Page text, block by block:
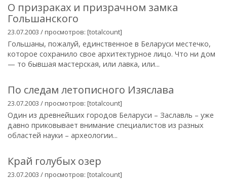
О призраках и призрачном замка
Гольшанского
23.07.2003 / просмотров: [totalcount]
Гольшаны, пожалуй, единственное в Беларуси местечко,
которое сохранило свое архитектурное лицо. Что ни дом
— то бывшая мастерская, или лавка, или...
По следам летописного Изяслава
23.07.2003 / просмотров: [totalcount]
Один из древнейших городов Беларуси – Заславль – уже
давно приковывает внимание специалистов из разных
областей науки – археологии...
Край голубых озер
23.07.2003 / просмотров: [totalcount]